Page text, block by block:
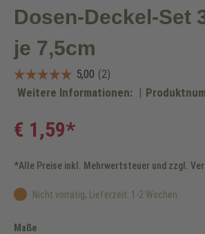
Dosen-Deckel-Set
je 7,5cm
Weitere Informationen: |
€ 1,59*
*Alle Preise inkl. Mehrwertsteuer und zzgl.
Nicht vorrätig, Lieferzeit: 1-2 Wochen
Maßeauswählen